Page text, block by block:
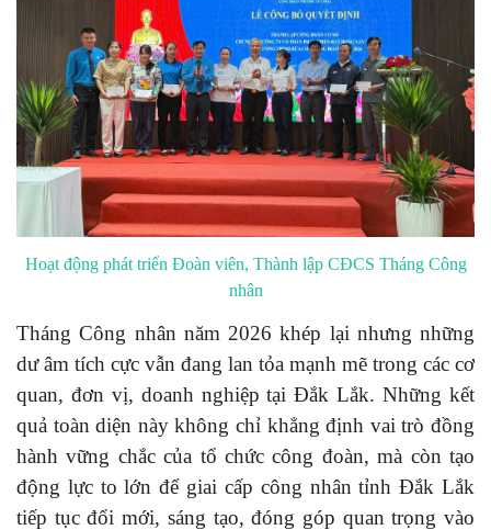
Hoạt động phát triển Đoàn viên, Thành lập CĐCS Tháng Công
nhân
Tháng Công nhân năm 2026 khép lại nhưng những
dư âm tích cực vẫn đang lan tỏa mạnh mẽ trong các cơ
quan, đơn vị, doanh nghiệp tại Đắk Lắk. Những kết
quả toàn diện này không chỉ khẳng định vai trò đồng
hành vững chắc của tổ chức công đoàn, mà còn tạo
động lực to lớn để giai cấp công nhân tỉnh Đắk Lắk
tiếp tục đổi mới, sáng tạo, đóng góp quan trọng vào